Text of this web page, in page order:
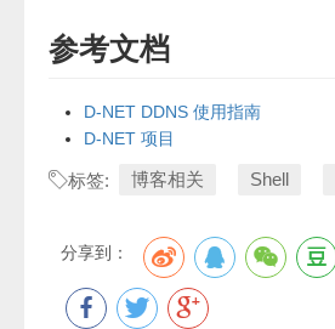
参考文档
D-NET DDNS 使用指南
D-NET 项目
标签: 博客相关 Shell
分享到：